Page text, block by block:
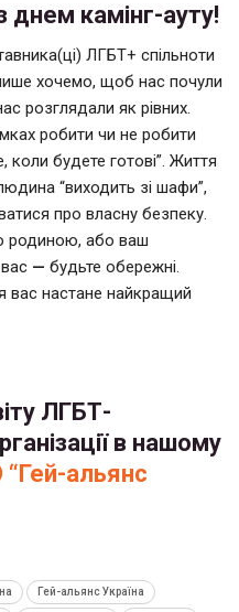
днем камінг-ауту!
ЛГБТ+ спільноти
хочемо, щоб нас почули
розглядали як рівних.
робити чи не робити
коли будете готові”. Життя
“виходить зі шафи”,
про власну безпеку.
родиною, або ваш
— будьте обережні.
вас настане найкращий
ЛГБТ-
в нашому
альянс
Гей-альянс Україна